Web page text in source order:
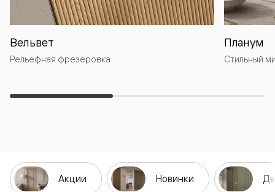
Вельвет
Рельефная фрезеровка
Планум
Стильный
Акции Новинки